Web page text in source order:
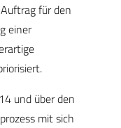
für den
einer
und über den
mit sich